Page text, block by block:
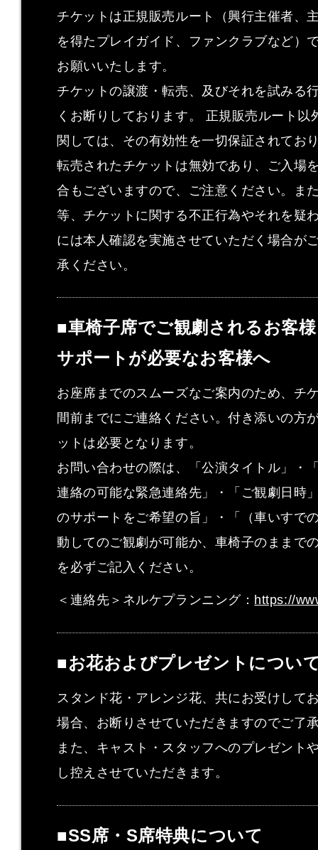
チケットは正規販売ルート（興行主催者、
を得たプレイガイド、ファンクラブなど）
お願いいたします。
チケットの譲渡・転売、及びそれを試みる
くお断りしております。 正規販売ルート
関しては、その有効性を一切保証されてお
転売されたチケットは無効であり、ご入場
合もございますので、ご注意ください。ま
等、チケットに関する不正行為やそれを疑
には本人確認を実施させていただく場合が
承ください。
■車椅子席でご観劇されるお客
サポートが必要なお客様へ
お座席までのスムーズなご案内のため、チ
間前までにご連絡ください。付き添いの方
ットは必要となります。
お問い合わせの際は、「公演タイトル」・
連絡の可能な緊急連絡先」・「ご観劇日時
のサポートをご希望の旨」・「（車いすで
動してのご観劇が可能か、車椅子のままで
を必ずご記入ください。
＜連絡先＞ネルケプランニング： https://
■お花およびプレゼントについ
スタンド花・アレンジ花、共にお受けして
場合、お断りさせていただきますのでご了
また、キャスト・スタッフへのプレゼント
し控えさせていただきます。
■SS席・S席特典について